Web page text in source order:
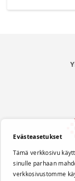
Evästeasetukset
Tämä verkkosivu
sinulle parhaan
verkkosivustomme